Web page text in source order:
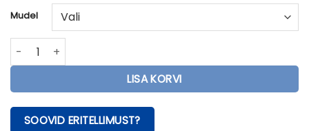
Mudel
Stoveman Crown 20R puuküttega saunaahi kogus
LISA KORVI
SOOVID ERITELLIMUST?